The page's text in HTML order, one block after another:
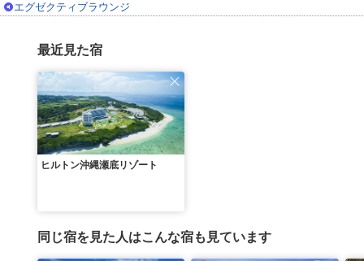
エグゼクティブラウンジ
最近見た宿
ヒルトン沖縄瀬底リゾート
同じ宿を見た人はこんな宿も見ています